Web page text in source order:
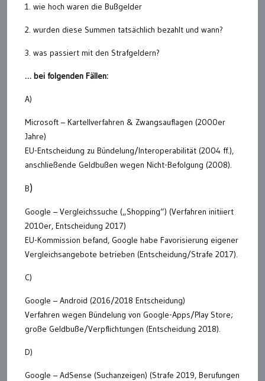
1. wie hoch waren die Bußgelder
2. wurden diese Summen tatsächlich bezahlt und wann?
3. was passiert mit den Strafgeldern?
… bei folgenden Fällen:
A)
Microsoft – Kartellverfahren & Zwangsauflagen (2000er
Jahre)
EU-Entscheidung zu Bündelung/Interoperabilität (2004 ff.),
anschließende Geldbußen wegen Nicht-Befolgung (2008).
B)
Google – Vergleichssuche („Shopping“) (Verfahren initiiert
2010er, Entscheidung 2017)
EU-Kommission befand, Google habe Favorisierung eigener
Vergleichsangebote betrieben (Entscheidung/Strafe 2017).
C)
Google – Android (2016/2018 Entscheidung)
Verfahren wegen Bündelung von Google-Apps/Play Store;
große Geldbuße/Verpflichtungen (Entscheidung 2018).
D)
Google – AdSense (Suchanzeigen) (Strafe 2019, Berufungen